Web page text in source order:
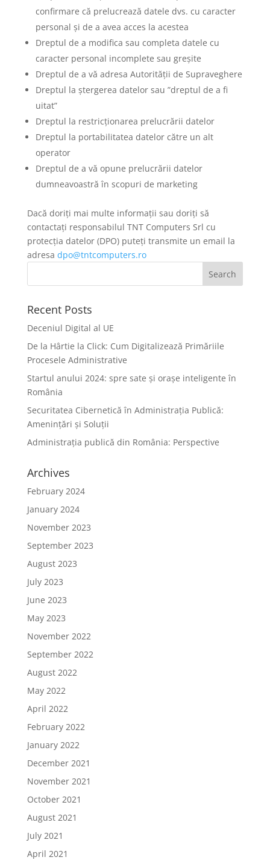
confirmare că prelucrează datele dvs. cu caracter
personal și de a avea acces la acestea
Dreptul de a modifica sau completa datele cu
caracter personal incomplete sau greșite
Dreptul de a vă adresa Autorității de Supraveghere
Dreptul la ștergerea datelor sau ”dreptul de a fi
uitat”
Dreptul la restricționarea prelucrării datelor
Dreptul la portabilitatea datelor către un alt
operator
Dreptul de a vă opune prelucrării datelor
dumneavoastră în scopuri de marketing
Dacă doriți mai multe informații sau doriți să
contactați responsabilul TNT Computers Srl cu
protecția datelor (DPO) puteți transmite un email la
adresa dpo@tntcomputers.ro
Recent Posts
Deceniul Digital al UE
De la Hârtie la Click: Cum Digitalizează Primăriile
Procesele Administrative
Startul anului 2024: spre sate și orașe inteligente în
România
Securitatea Cibernetică în Administrația Publică:
Amenințări și Soluții
Administrația publică din România: Perspective
Archives
February 2024
January 2024
November 2023
September 2023
August 2023
July 2023
June 2023
May 2023
November 2022
September 2022
August 2022
May 2022
April 2022
February 2022
January 2022
December 2021
November 2021
October 2021
August 2021
July 2021
April 2021